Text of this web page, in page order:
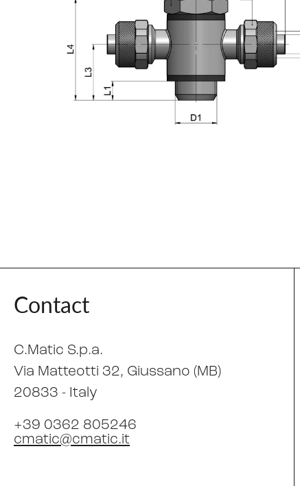
Contact
C.Matic S.p.a.
Via Matteotti 32, Giussano (MB)
20833 - Italy
+39 0362 805246
cmatic@cmatic.it